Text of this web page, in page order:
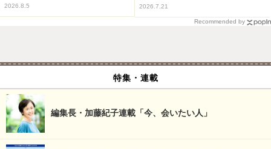
2026.8.5 2026.7.21
Recommended by
特集・連載
編集長・加藤紀子連載「今、会いたい人」